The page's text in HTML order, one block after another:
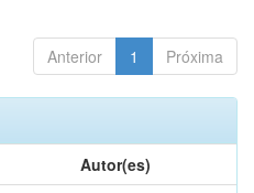
Anterior 1 Próxima
Autor(es)